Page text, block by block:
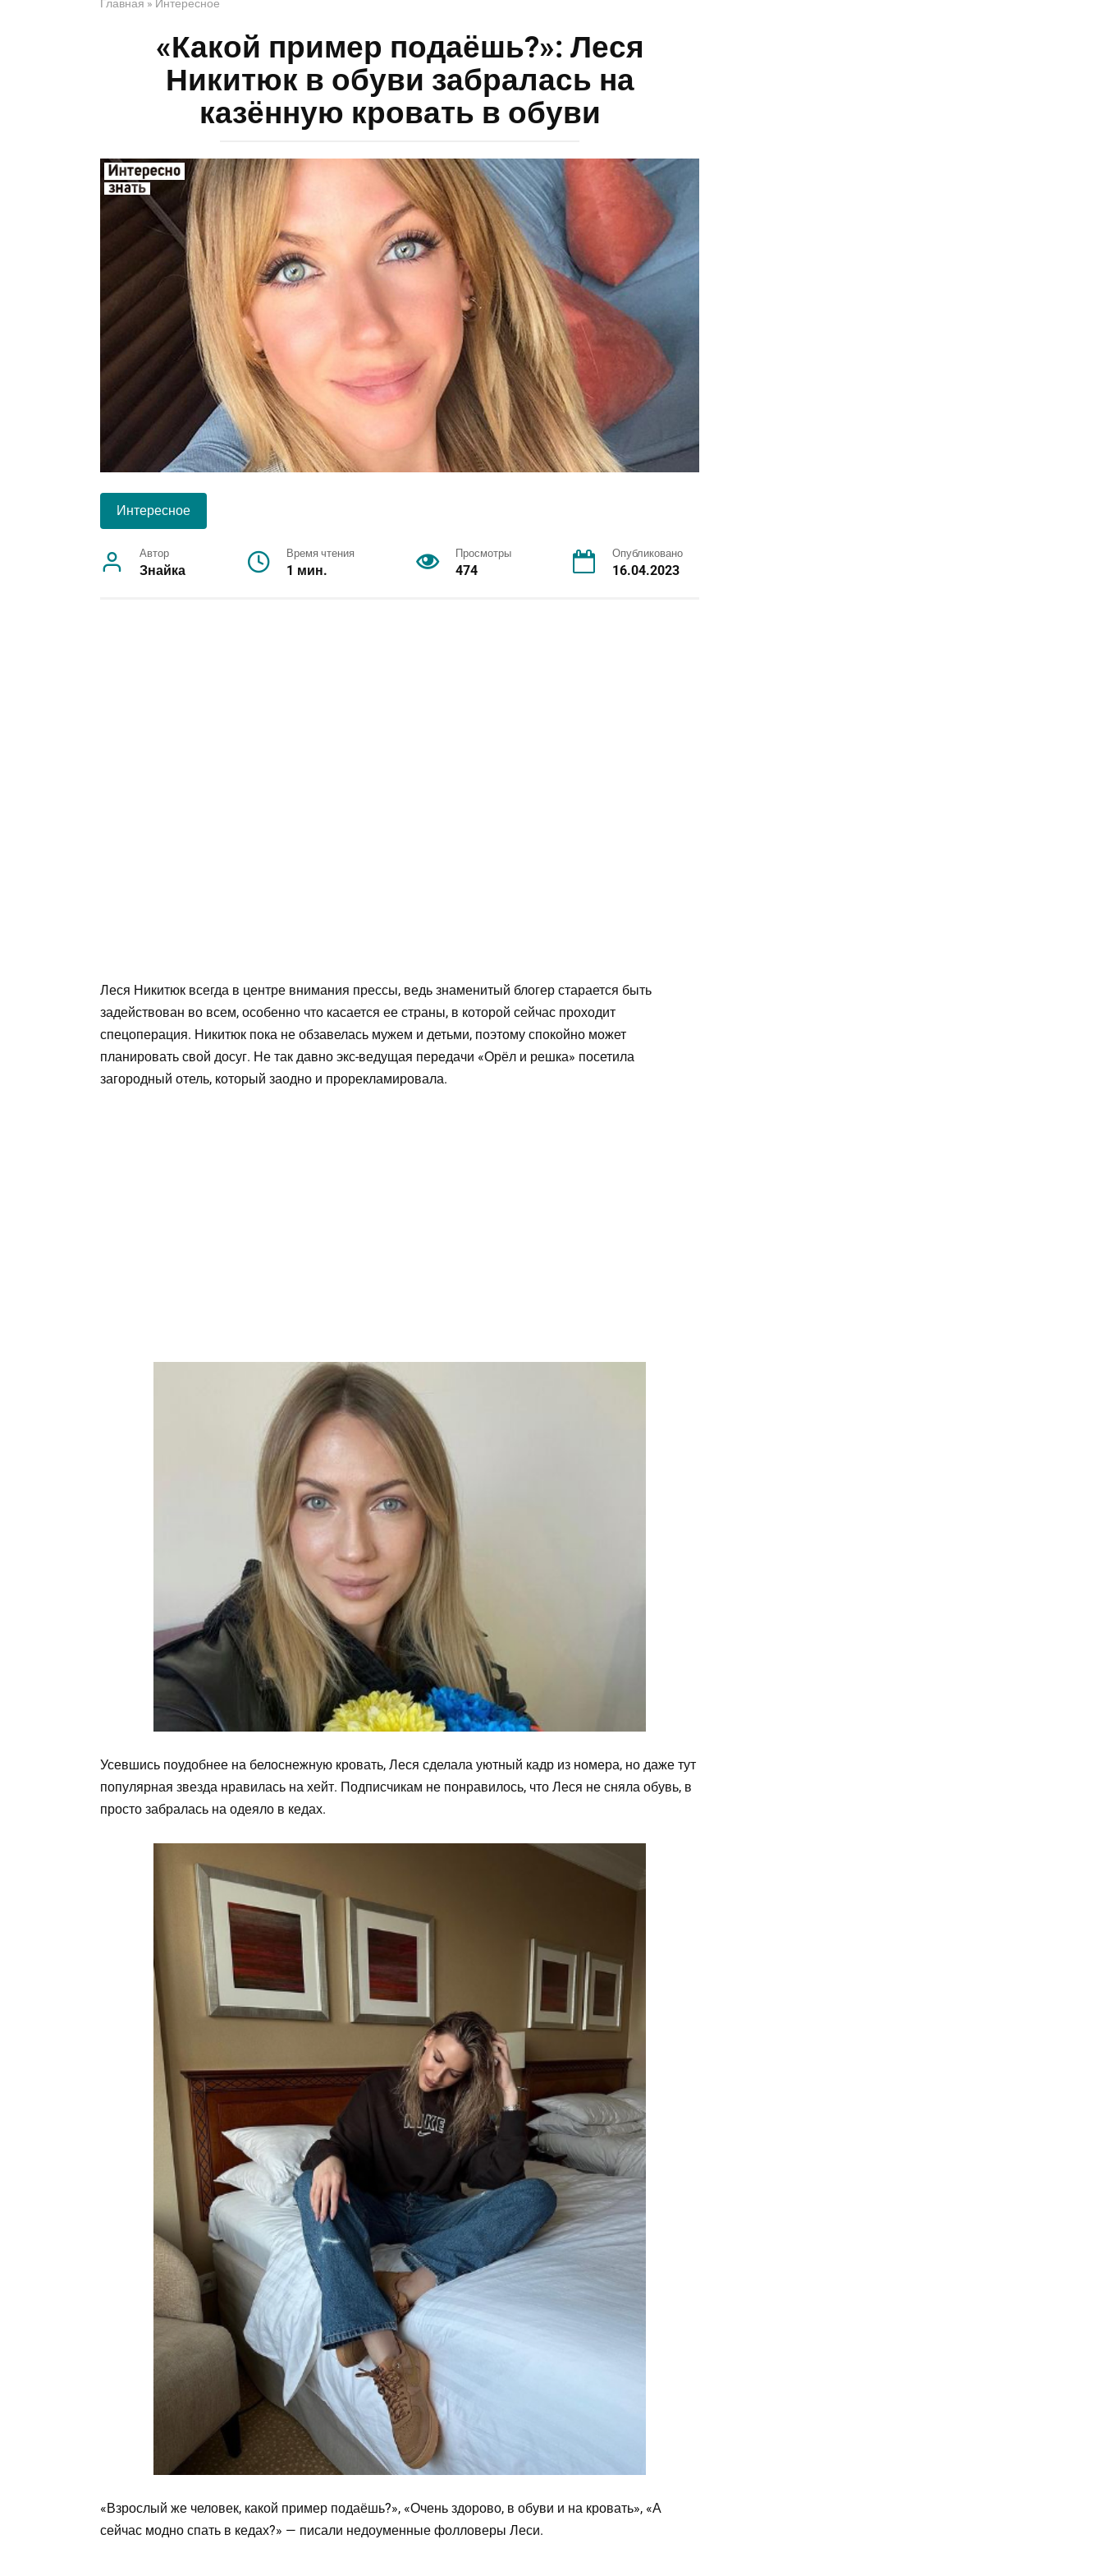
Главная » Интересное
«Какой пример подаёшь?»: Леся
Никитюк в обуви забралась на
казённую кровать в обуви
Интересное
Автор
Знайка
Время чтения
1 мин.
Просмотры
474
Опубликовано
16.04.2023
Леся Никитюк всегда в центре внимания прессы, ведь знаменитый блогер старается быть
задействован во всем, особенно что касается ее страны, в которой сейчас проходит
спецоперация. Никитюк пока не обзавелась мужем и детьми, поэтому спокойно может
планировать свой досуг. Не так давно экс-ведущая передачи «Орёл и решка» посетила
загородный отель, который заодно и прорекламировала.
Усевшись поудобнее на белоснежную кровать, Леся сделала уютный кадр из номера, но даже тут
популярная звезда нравилась на хейт. Подписчикам не понравилось, что Леся не сняла обувь, в
просто забралась на одеяло в кедах.
«Взрослый же человек, какой пример подаёшь?», «Очень здорово, в обуви и на кровать», «А
сейчас модно спать в кедах?» — писали недоуменные фолловеры Леси.